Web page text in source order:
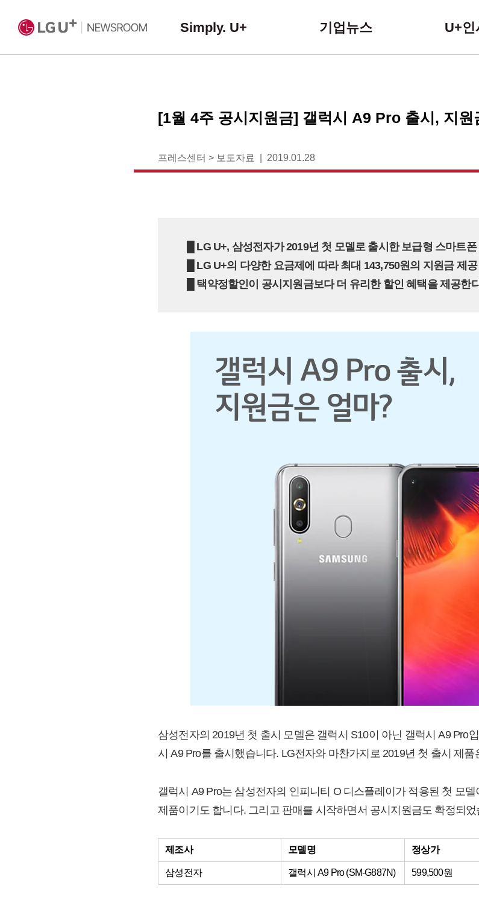
Simply. U+ 기업뉴스 U+인
[1월 4주 공시지원금] 갤럭시 A9 Pro 출시, 지원
프레스센터 > 보도자료 2019.01.28
█ LG U+, 삼성전자가 2019년 첫 모델로 출시한 보급형 스마트
█ LG U+의 다양한 요금제에 따라 최대 143,750원의 지원금 제공
█ 택약정할인이 공시지원금보다 더 유리한 할인 혜택을 제공한
삼성전자의 2019년 첫 출시 모델은 갤럭시 S10이 아닌 갤럭시 A9 Pro
시 A9 Pro를 출시했습니다. LG전자와 마찬가지로 2019년 첫 출시 제
갤럭시 A9 Pro는 삼성전자의 인피니티 O 디스플레이가 적용된 첫 모
제품이기도 합니다. 그리고 판매를 시작하면서 공시지원금도 확정되었
제조사 모델명 정상가
삼성전자 갤럭시 A9 Pro (SM-G887N) 599,500원